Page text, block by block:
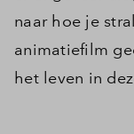
naar hoe je
animatiefilm
het leven in